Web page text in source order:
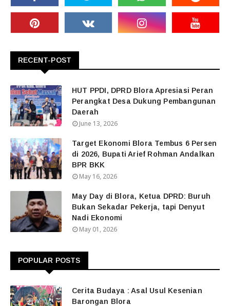
RECENT-POST
HUT PPDI, DPRD Blora Apresiasi Peran
Perangkat Desa Dukung Pembangunan
Daerah
June 13, 2026
Target Ekonomi Blora Tembus 6 Persen
di 2026, Bupati Arief Rohman Andalkan
BPR BKK
May 16, 2026
May Day di Blora, Ketua DPRD: Buruh
Bukan Sekadar Pekerja, tapi Denyut
Nadi Ekonomi
May 01, 2026
POPULAR POSTS
Cerita Budaya : Asal Usul Kesenian
Barongan Blora